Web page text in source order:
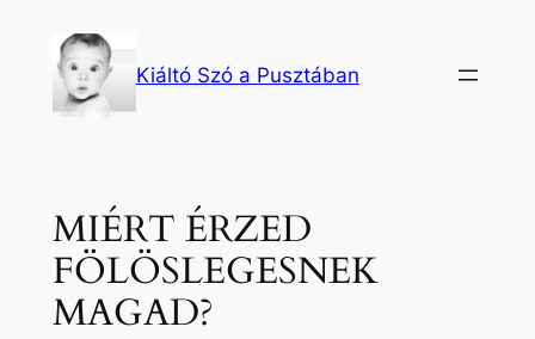
tartalomhoz
Kiáltó Szó a Pusztában
MIÉRT ÉRZED
FÖLÖSLEGESNEK
MAGAD?